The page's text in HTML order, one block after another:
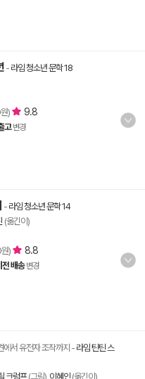
- 라임 청소년 문학 18
) 9.8
고 변경
- 라임 청소년 문학 14
(옮긴이)
) 8.8
배송 변경
서 유전자 조작까지 - 라임 틴틴 스
크럼프 (그림), 이혜인 (옮긴이)